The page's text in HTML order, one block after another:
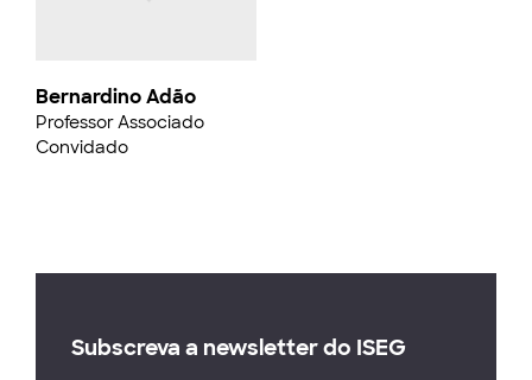
Bernardino Adão
Professor Associado
Convidado
Subscreva a newsletter do ISEG